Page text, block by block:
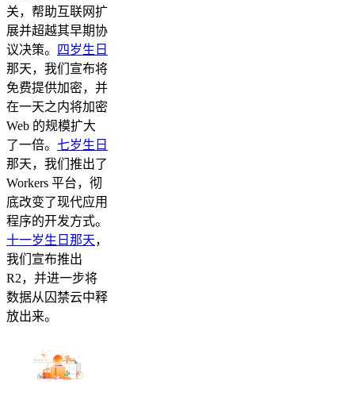
关，帮助互联网扩
展并超越其早期协
议决策。
四岁生日
那天，我们宣布将
免费提供加密，并
在一天之内将加密
Web 的规模扩大
了一倍。 七岁生日
那天，我们推出了
Workers 平台，彻
底改变了现代应用
程序的开发方式。
十一岁生日那天，
我们宣布推出
R2，并进一步将
数据从囚禁云中释
放出来。